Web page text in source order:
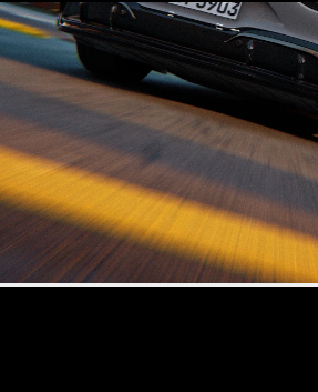
Konfigurator
Mercedes-
Benz Store
Probefahrt
buchen
Vans und Reisemobile